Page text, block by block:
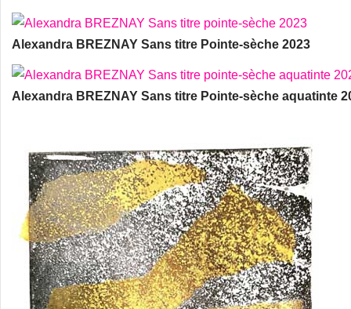
Alexandra BREZNAY Sans titre Pointe-sèche 2023
Alexandra BREZNAY Sans titre Pointe-sèche aquatinte